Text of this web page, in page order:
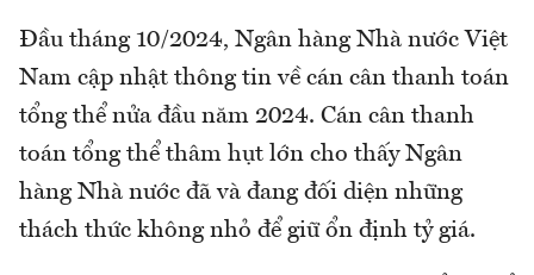
Đầu tháng 10/2024, Ngân hàng Nhà nước Việt
Nam cập nhật thông tin về cán cân thanh toán
tổng thể nửa đầu năm 2024. Cán cân thanh
toán tổng thể thâm hụt lớn cho thấy Ngân
hàng Nhà nước đã và đang đối diện những
thách thức không nhỏ để giữ ổn định tỷ giá.